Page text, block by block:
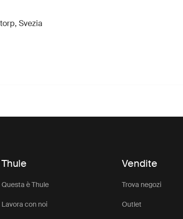
Svezia
Thule
Questa è Thule
Lavora con noi
Vendite
Trova negozi
Outlet